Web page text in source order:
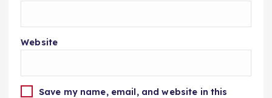
Website
Save my name, email, and website in this